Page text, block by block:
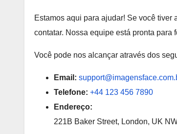
Estamos aqui para ajudar! Se você
contatar. Nossa equipe está pronta
Você pode nos alcançar através dos
Email:
Telefone: +44 123 456 7890
Endereço:
221B Baker Street, London, UK